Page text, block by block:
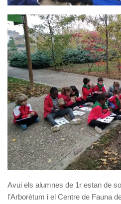
Avui els alumnes de 1r estan de
l’Arborètum i el Centre de Fauna